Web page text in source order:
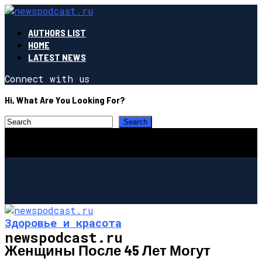
AUTHORS LIST
HOME
LATEST NEWS
Connect with us
Hi, What Are You Looking For?
newspodcast.ru
Здоровье и красота
Женщины После 45 Лет Могут